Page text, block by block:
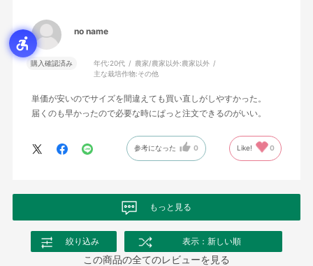
no name
購入確認済み 年代:20代 農家/農家以外:農家以外
主な栽培作物:その他
単価が安いのでサイズを間違えても買い直しがしやすかった。
届くのも早かったので必要な時にぱっと注文できるのがいい。
参考になった 0 Like! 0
もっと見る
絞り込み 表示：新しい順
この商品の全てのレビューを見る